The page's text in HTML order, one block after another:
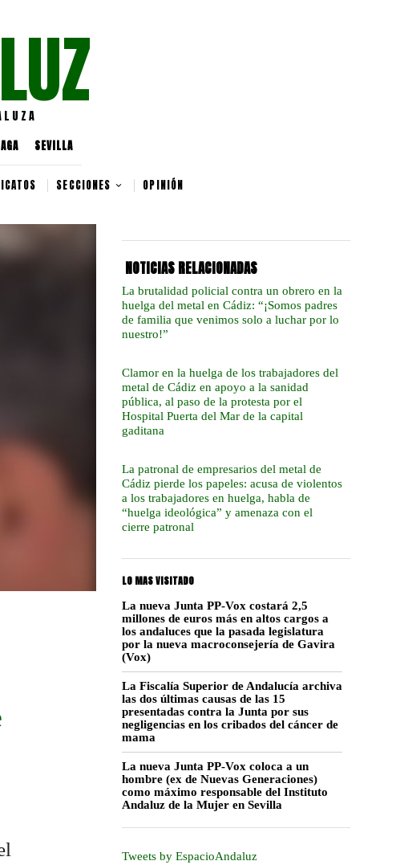
SEVILLA
SECCIONES OPINIÓN
NOTICIAS RELACIONADAS
La brutalidad policial contra un obrero en la
huelga del metal en Cádiz: “¡Somos padres
de familia que venimos solo a luchar por lo
nuestro!”
Clamor en la huelga de los trabajadores del
metal de Cádiz en apoyo a la sanidad
pública, al paso de la protesta por el
Hospital Puerta del Mar de la capital
gaditana
La patronal de empresarios del metal de
Cádiz pierde los papeles: acusa de violentos
a los trabajadores en huelga, habla de
“huelga ideológica” y amenaza con el
cierre patronal
LO MAS VISITADO
La nueva Junta PP-Vox costará 2,5
millones de euros más en altos cargos a
los andaluces que la pasada legislatura
por la nueva macroconsejería de Gavira
(Vox)
La Fiscalía Superior de Andalucía archiva
las dos últimas causas de las 15
presentadas contra la Junta por sus
negligencias en los cribados del cáncer de
mama
La nueva Junta PP-Vox coloca a un
hombre (ex de Nuevas Generaciones)
como máximo responsable del Instituto
Andaluz de la Mujer en Sevilla
Tweets by EspacioAndaluz